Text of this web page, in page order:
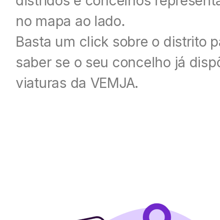
no mapa ao lado.
Basta um click sobre o distrito
saber se o seu concelho já
viaturas da VEMJA.